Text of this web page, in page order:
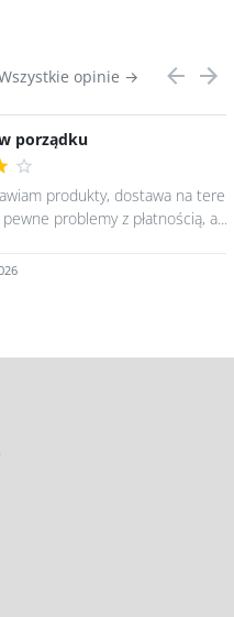
opinie →
na terenie Polski jest
a...